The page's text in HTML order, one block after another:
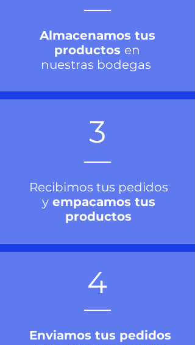
Almacenamos tus
productos en
nuestras bodegas
3
Recibimos tus pedidos
yempacamos tus
productos
4
Enviamos tus pedidos